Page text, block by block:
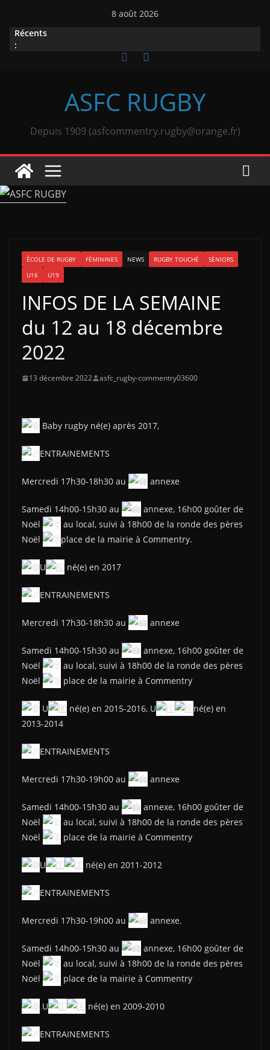
contenu
8 août 2026
Récents
:
ASFC RUGBY
Depuis 1909 (asfcommentry.rugby@orange.fr)
ÉCOLE DE RUGBY FÉMININES NEWS RUGBY TOUCHÉ
SÉNIORS
U16
U19
INFOS DE LA SEMAINE
du 12 au 18 décembre
2022
13 décembre 2022 asfc_rugby-commentry03600
Baby rugby né(e) après 2017,
ENTRAINEMENTS
Mercredi 17h30-18h30 au annexe
Samedi 14h00-15h30 au
annexe, 16h00 goûter de
Noël
au local, suivi à 18h00 de la ronde des pères
Noël
place de la mairie à Commentry.
U né(e) en 2017
ENTRAINEMENTS
Mercredi 17h30-18h30 au annexe
Samedi 14h00-15h30 au
annexe, 16h00 goûter de
Noël
au local, suivi à 18h00 de la ronde des pères
Noël
place de la mairie à Commentry
U né(e) en 2015-2016, U
né(e) en
2013-2014
ENTRAINEMENTS
Mercredi 17h30-19h00 au annexe
Samedi 14h00-15h30 au
annexe, 16h00 goûter de
Noël
au local, suivi à 18h00 de la ronde des pères
Noël
place de la mairie à Commentry
U né(e) en 2011-2012
ENTRAINEMENTS
Mercredi 17h30-19h00 au annexe.
Samedi 14h00-15h30 au
annexe, 16h00 goûter de
Noël
au local, suivi à 18h00 de la ronde des pères
Noël
place de la mairie à Commentry
U né(e) en 2009-2010
ENTRAINEMENTS